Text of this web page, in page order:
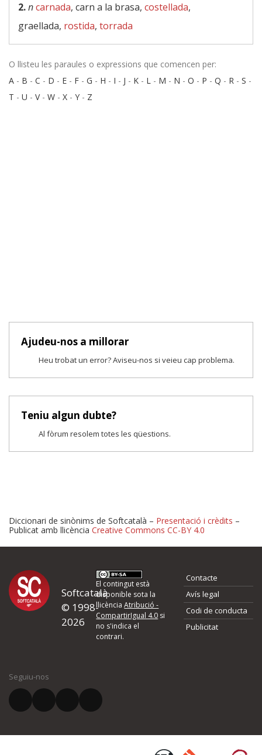
2.ncarnada, carn a la brasa, costellada,
graellada, rostida, torrada
O llisteu les paraules o expressions que comencen per:
A - B - C - D - E - F - G - H - I - J - K - L - M - N - O - P - Q - R - S -
T - U - V- W - X - Y - Z
Ajudeu-nos a millorar
Heu trobat un error? Aviseu-nos si veieu cap problema.
Teniu algun dubte?
Al fòrum resolem totes les qüestions.
Proposeu-nos millores o
d'errors
Si heu trobat un error o voleu proposar alguna millora, ompliu els
quina és la millora que proposeu o l'error del qual voleu informar-
El vostre correu electrònic *
Diccionari de sinònims de Softcatalà – Presentació i crèdits –
Publicat amb llicència Creative Commons CC-BY 4.0
Softcatalà
© 1998-
2026
El contingut està
disponible sota la
llicènciaAtribució -
CompartirIgual 4.0 si
no s'indica el
contrari.
Contacte
Avís legal
Codi de conducta
Publicitat
Seguiu-nos